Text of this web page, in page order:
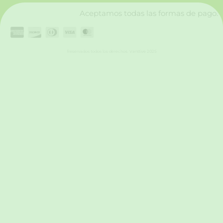
Aceptamos todas las formas de pago.